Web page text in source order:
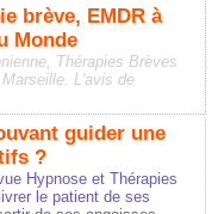
brève, EMDR à
Monde
Thérapies Brèves
L'avis de
guider une
?
Hypnose et Thérapies
le patient de ses